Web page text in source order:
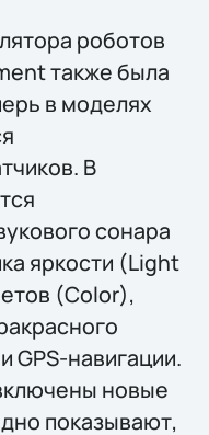
роботов
также была
в моделях
В
сонара
яркости (Light
(Color),
GPS-навигации.
новые
показывают,